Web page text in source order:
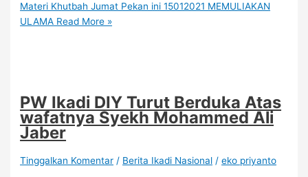
Materi Khutbah Jumat Pekan ini 15012021 MEMULIAKAN
ULAMA Read More »
PW Ikadi DIY Turut Berduka Atas
wafatnya Syekh Mohammed Ali
Jaber
Tinggalkan Komentar / Berita Ikadi Nasional /eko priyanto